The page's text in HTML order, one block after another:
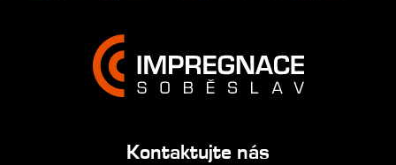
Kontaktujte nás